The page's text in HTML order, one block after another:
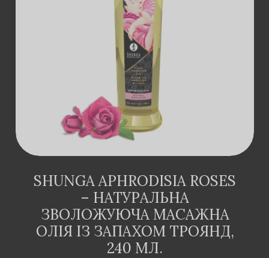
ДОДАТИ В
КОШИК
SHUNGA APHRODISIA ROSES
– НАТУРАЛЬНА
ЗВОЛОЖУЮЧА МАСАЖНА
ОЛІЯ ІЗ ЗАПАХОМ ТРОЯНД,
240 МЛ.